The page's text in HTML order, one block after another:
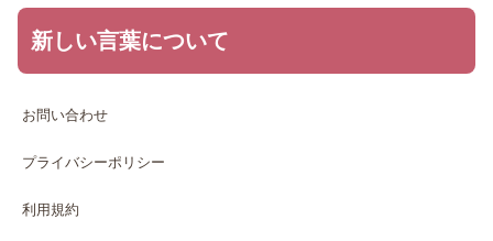
新しい言葉について
お問い合わせ
プライバシーポリシー
利用規約